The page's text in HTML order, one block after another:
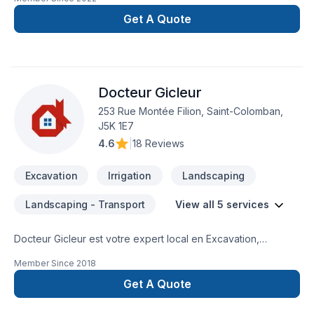
de terrain, nivellement de terrain et tout ce qui a trait à la
Get A Quote
Docteur Gicleur
253 Rue Montée Filion, Saint-Colomban,
J5K 1E7
4.6
18 Reviews
Excavation Irrigation Landscaping
Landscaping - Transport View all 5 services
Docteur Gicleur est votre expert local en Excavation,
de Lanaudière,Laurentides,Laval,Montréal, combinant
expérience, innovation et rigueur. Nous privilégions la
transparence, l'écoute et l'efficacité pour bâtir des relations
Member Since 2018
Get A Quote